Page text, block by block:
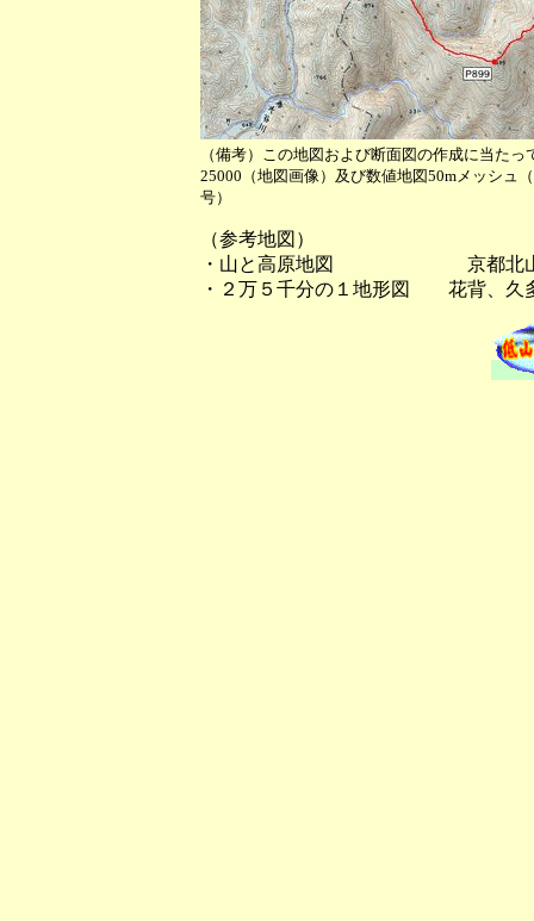
（備考）この地図および断面図の作成に当た
25000（地図画像）及び数値地図50mメッシ
号）
（参考地図）
・山と高原地図 京都北
・２万５千分の１地形図 花背、久